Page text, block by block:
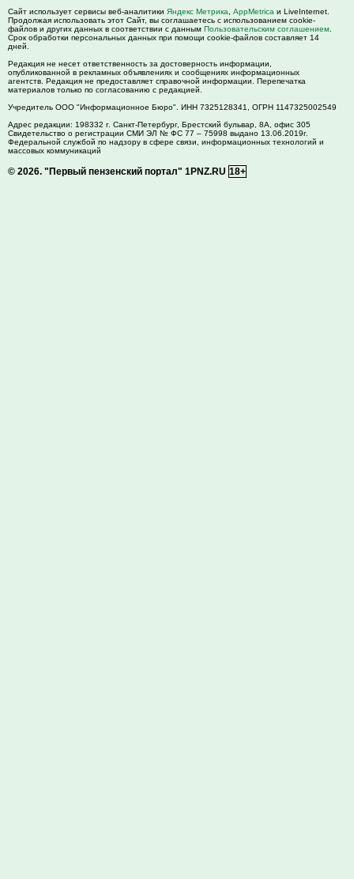
Сайт использует сервисы веб-аналитики Яндекс Метрика AppMetrica и LiveInternet.
Продолжая использовать этот Сайт, вы соглашаетесь с использованием cookie-
файлов и других данных в соответствии с данным Пользовательским соглашением
Срок обработки персональных данных при помощи cookie-файлов составляет 14
дней.
Редакция не несет ответственность за достоверность информации,
опубликованной в рекламных объявлениях и сообщениях информационных
агентств. Редакция не предоставляет справочной информации. Перепечатка
материалов только по согласованию с редакцией.
Учредитель ООО "Информационное Бюро". ИНН 7325128341, ОГРН 1147325002549
Адрес редакции: 198332 г. Санкт-Петербург, Брестский бульвар, 8А, офис 305
Свидетельство о регистрации СМИ ЭЛ № ФС 77 – 75998 выдано 13.06.2019г.
Федеральной службой по надзору в сфере связи, информационных технологий и
массовых коммуникаций
© 2026. "Первый пензенский портал" 1PNZ.RU 18+